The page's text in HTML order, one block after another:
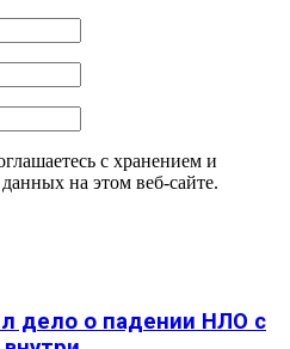
с хранением и
на этом веб-сайте.
дело о падении НЛО с